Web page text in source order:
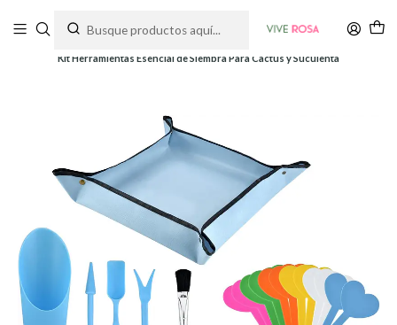
Kit Herramientas Esencial de Siembra Para Cactus y Suculenta